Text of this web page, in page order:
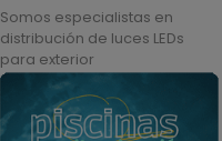
Somos especialistas en
distribución de luces LEDs
para exterior